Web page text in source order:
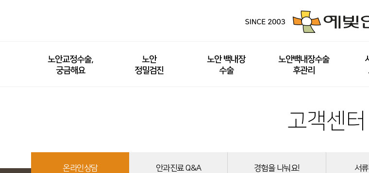
노안교정수술,
궁금해요
노안
정밀검진
노안 백내장
수술
노안백내장수술
후관리
고객센터
온라인상담 안과진료 Q&A 경험을 나눠요! 서